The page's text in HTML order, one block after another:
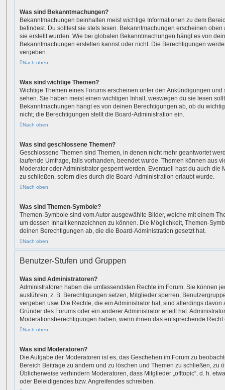
Was sind Bekanntmachungen?
Bekanntmachungen beinhalten meist wichtige Informationen zu dem
befindest. Du solltest sie stets lesen. Bekanntmachungen erscheinen
sie erstellt wurden. Wie bei globalen Bekanntmachungen hängt es von
Bekanntmachungen erstellen kannst oder nicht. Die Berechtigungen
vergeben.
Nach oben
Was sind wichtige Themen?
Wichtige Themen eines Forums erscheinen unter den Ankündigungen und
sehen. Sie haben meist einen wichtigen Inhalt, weswegen du sie lesen
Bekanntmachungen hängt es von deinen Berechtigungen ab, ob du
nicht; die Berechtigungen stellt die Board-Administration ein.
Nach oben
Was sind geschlossene Themen?
Geschlossene Themen sind Themen, in denen nicht mehr geantwortet
laufende Umfrage, falls vorhanden, beendet wurde. Themen können aus
Moderator oder Administrator gesperrt werden. Eventuell hast du auch die
zu schließen, sofern dies durch die Board-Administration erlaubt wurde.
Nach oben
Was sind Themen-Symbole?
Themen-Symbole sind vom Autor ausgewählte Bilder, welche mit einem
um dessen Inhalt kennzeichnen zu können. Die Möglichkeit, Themen-
deinen Berechtigungen ab, die die Board-Administration gesetzt hat.
Nach oben
Benutzer-Stufen und Gruppen
Was sind Administratoren?
Administratoren haben die umfassendsten Rechte im Forum. Sie können
ausführen; z. B. Berechtigungen setzen, Mitglieder sperren,
vergeben usw. Die Rechte, die ein Administrator hat, sind allerdings
Gründer des Forums oder ein anderer Administrator erteilt hat.
Moderationsberechtigungen haben, wenn ihnen das entsprechende Recht
Nach oben
Was sind Moderatoren?
Die Aufgabe der Moderatoren ist es, das Geschehen im Forum zu
Bereich Beiträge zu ändern und zu löschen und Themen zu schließen, zu
Üblicherweise verhindern Moderatoren, dass Mitglieder „offtopic“, d. h.
oder Beleidigendes bzw. Angreifendes schreiben.